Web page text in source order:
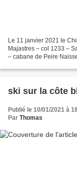
Le 11 janvier 2021 le
Majastres – col 1233 –
– cabane de Peire
ski sur la côte
Publié le 10/01/2021 à
Par Thomas